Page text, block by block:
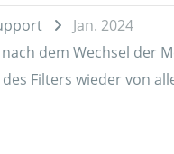
Jan. 2024
dem Wechsel der
Filters wieder von